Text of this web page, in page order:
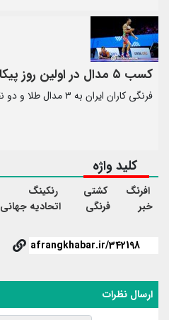
کسب ۵ مدال در اولین روز پیکارهای فرنگی مغولستان
فرنگی کاران ایران به ۳ مدال طلا و دو نقره دست یافتند
کلید واژه
افرنگ
خبر
کشتی
فرنگی
رنکینگ
اتحادیه جهانی
ارسال نظرات